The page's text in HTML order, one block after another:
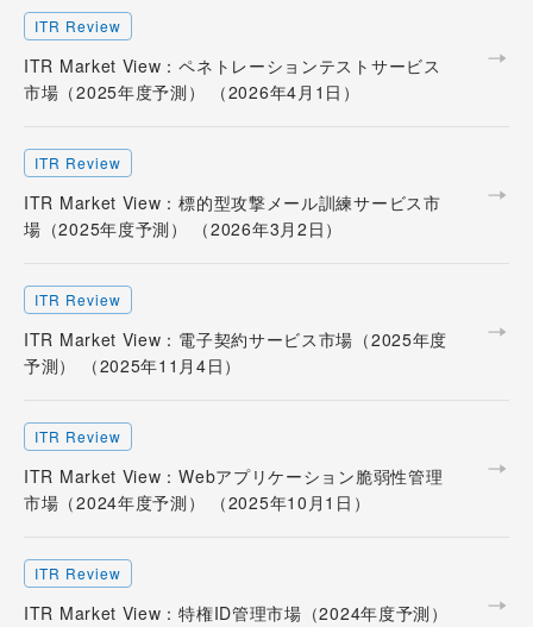
ITR Review
ITR Market View：ペネトレーションテストサービス
市場（2025年度予測） （2026年4月1日）
ITR Review
ITR Market View：標的型攻撃メール訓練サービス市
場（2025年度予測） （2026年3月2日）
ITR Review
ITR Market View：電子契約サービス市場（2025年度
予測） （2025年11月4日）
ITR Review
ITR Market View：Webアプリケーション脆弱性管理
市場（2024年度予測） （2025年10月1日）
ITR Review
ITR Market View：特権ID管理市場（2024年度予測）